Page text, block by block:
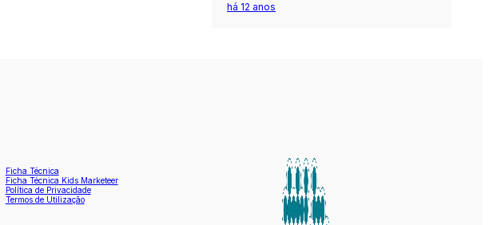
há 12 anos
Ficha Técnica
Ficha Técnica Kids Marketeer
Política de Privacidade
Termos de Utilização